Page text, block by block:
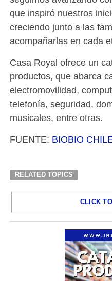
que inspiró nuestros
creciendo junto a las
acompañarlas en cada
Casa Royal ofrece un
productos, que abarca
electromovilidad,
telefonía, seguridad,
musicales, entre otras.
FUENTE: BIOBIO
RELATED TOPICS
CLICK